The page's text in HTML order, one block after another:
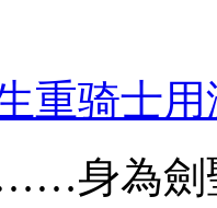
重骑士
……身為劍